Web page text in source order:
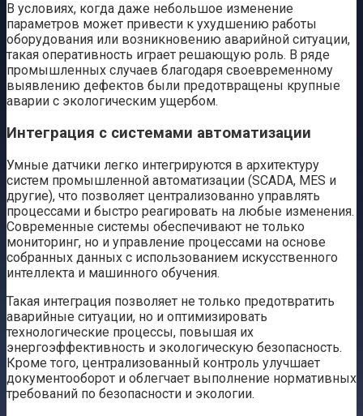
В условиях, когда даже небольшое изменение
параметров может привести к ухудшению работы
оборудования или возникновению аварийной ситуации,
такая оперативность играет решающую роль. В ряде
промышленных случаев благодаря своевременному
выявлению дефектов были предотвращены крупные
аварии с экологическим ущербом.
Интеграция с системами автоматизации
Умные датчики легко интегрируются в архитектуру
систем промышленной автоматизации (SCADA, MES и
другие), что позволяет централизованно управлять
процессами и быстро реагировать на любые изменения.
Современные системы обеспечивают не только
мониторинг, но и управление процессами на основе
собранных данных с использованием искусственного
интеллекта и машинного обучения.
Такая интеграция позволяет не только предотвратить
аварийные ситуации, но и оптимизировать
технологические процессы, повышая их
энергоэффективность и экологическую безопасность.
Кроме того, централизованный контроль улучшает
документооборот и облегчает выполнение нормативных
требований по безопасности и экологии.